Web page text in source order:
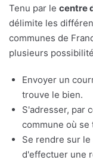
Tenu par le centre
délimite les
communes de
plusieurs
Envoyer un
trouve le bien.
S'adresser, par
commune où se
Se rendre sur
d'effectuer une